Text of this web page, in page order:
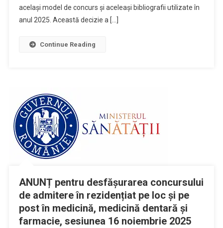
același model de concurs și aceleași bibliografii utilizate în
anul 2025. Această decizie a […]
Continue Reading
ANUNȚ pentru desfășurarea concursului
de admitere în rezidențiat pe loc și pe
post în medicină, medicină dentară și
farmacie, sesiunea 16 noiembrie 2025